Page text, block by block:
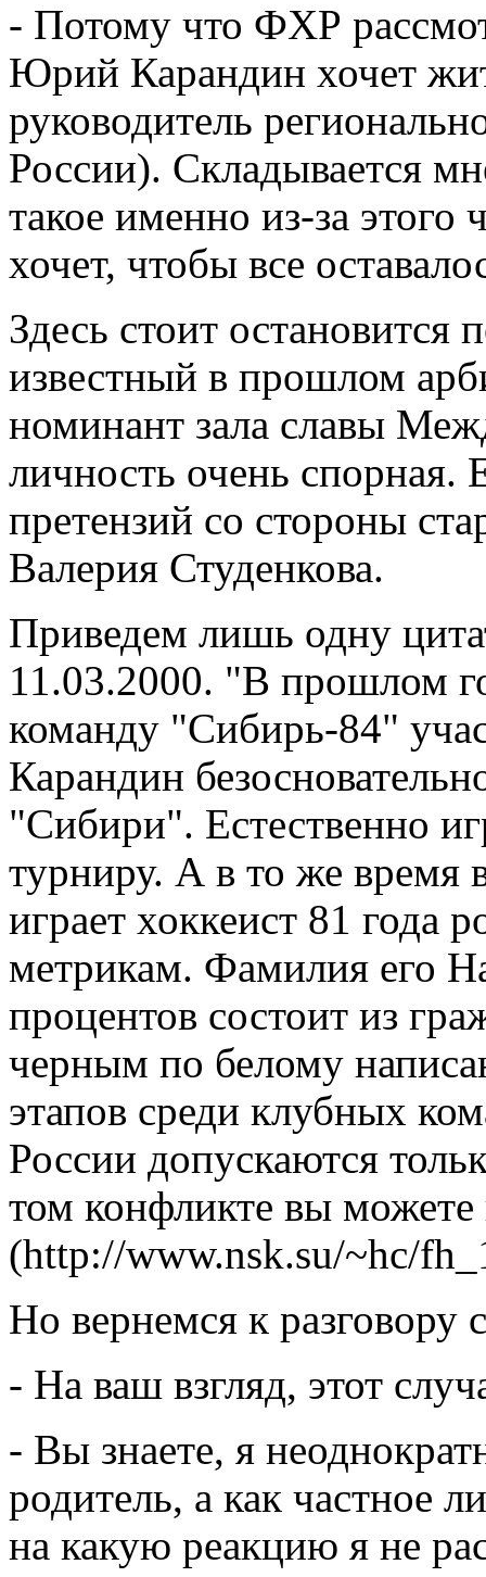
- Потому что ФХР
Юрий Карандин хочет
руководитель
России). Складывается
такое именно из-за
хочет, чтобы все
Здесь стоит
известный в прошлом
номинант зала славы
личность очень
претензий со стороны
Валерия Студенкова.
Приведем лишь одну
11.03.2000. "В прошлом
команду "Сибирь-84"
Карандин
"Сибири". Естественно
турниру. А в то же время
играет хоккеист 81
метрикам. Фамилия его
процентов состоит из
черным по белому
этапов среди клубных
России допускаются
том конфликте вы можете
(http://www.nsk.su/~hc/
Но вернемся к разговору
- На ваш взгляд, этот
- Вы знаете, я
родитель, а как частное
на какую реакцию я не